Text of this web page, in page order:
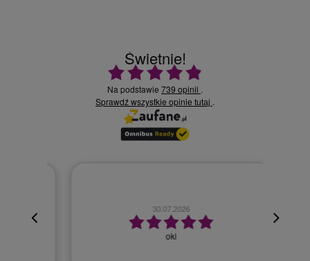
Świetnie!
Ocena średnia 4.9 na 5
Na podstawie 739 opinii .
Sprawdź wszystkie opinie tutaj .
30.07.2026